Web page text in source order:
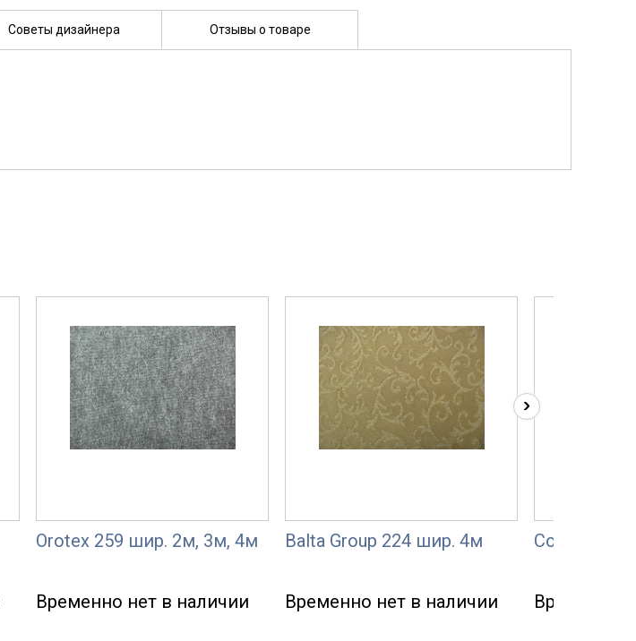
Советы дизайнера Отзывы о товаре
Orotex 259 шир. 2м, 3м, 4м
Временно нет в наличии
Balta Group 224 шир. 4м
Временно нет в наличии
Condor
Временно
›